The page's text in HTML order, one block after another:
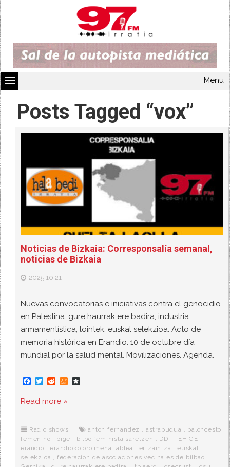
Menu
Posts Tagged “vox”
Noticias de Bizkaia: Corresponsalía semanal,
noticias de Bizkaia
2025.10.21
Nuevas convocatorias e iniciativas contra el genocidio
en Palestina: gure haurrak ere badira, industria
armamentística, lointek, euskal selekzioa. Acto de
memoria histórica en Erandio. 10 de octubre día
mundial por la salud mental. Movilizaciones. Agenda.
F
c
e
o
k
T
i
t
r
R
d
d
M
e
r
a
Read more »
Radio shows anton fernandez , astrabudua , baloncesto
femenino , bige , bilbo feminista saretzen , DDT , EHIGE ,
erandio ,erandioko oroimena taldea , ertzaintza ,euskal
selekzioa , federacion de asociaciones vecinales de bilbao ,